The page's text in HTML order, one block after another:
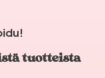
tuotteista